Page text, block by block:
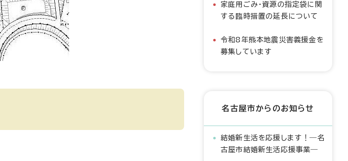
家庭用ごみ・資源の指定袋に関
する臨時措置の延長について
令和8年熊本地震災害義援金を
募集しています
名古屋市からのお知らせ
結婚新生活を応援します！―名
古屋市結婚新生活応援事業―